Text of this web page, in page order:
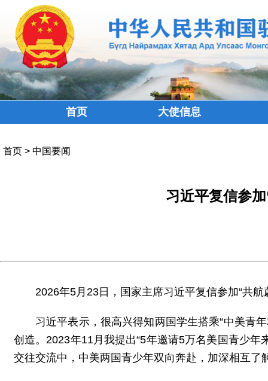
首页 大使信息
首页 > 中国要闻
习近平复信参
2026年5月23日，国家主席习近平复信参加“共
习近平表示，很高兴得知两国学生搭乘“中美青
创造。2023年11月我提出“5年邀请5万名美国青少
交往交流中，中美两国青少年双向奔赴，加深相互